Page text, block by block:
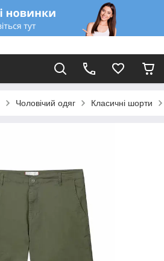
Чоловічий одяг Класичні шорти